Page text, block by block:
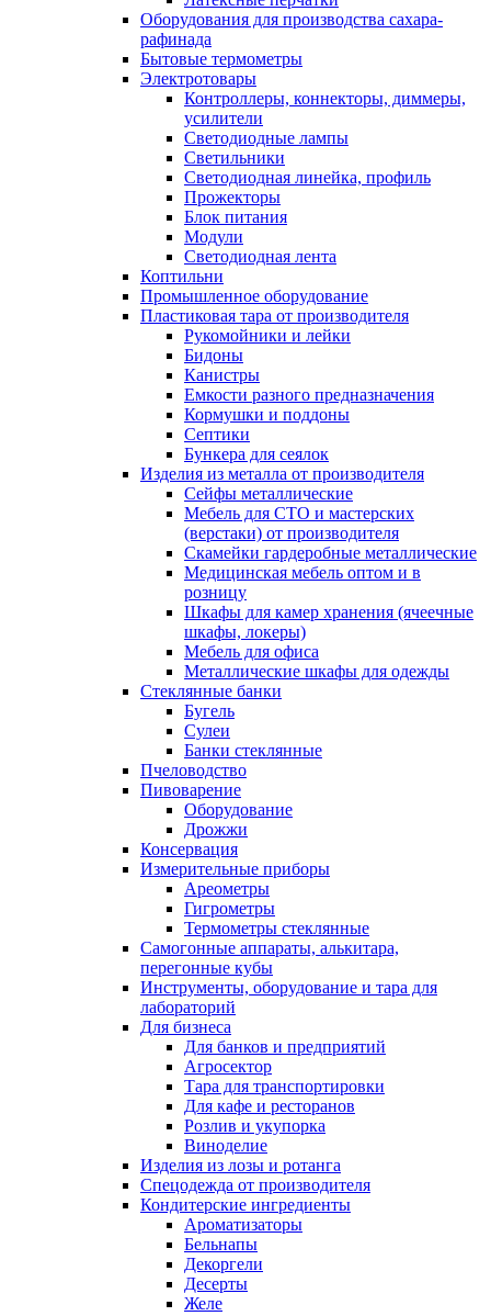
Оборудования для производства сахара-
рафинада
Бытовые термометры
Электротовары
Контроллеры, коннекторы, диммеры,
усилители
Светодиодные лампы
Светильники
Светодиодная линейка, профиль
Прожекторы
Блок питания
Модули
Светодиодная лента
Коптильни
Промышленное оборудование
Пластиковая тара от производителя
Рукомойники и лейки
Бидоны
Канистры
Емкости разного предназначения
Кормушки и поддоны
Септики
Бункера для сеялок
Изделия из металла от производителя
Сейфы металлические
Мебель для СТО и мастерских
(верстаки) от производителя
Скамейки гардеробные металлические
Медицинская мебель оптом и в
розницу
Шкафы для камер хранения (ячеечные
шкафы, локеры)
Мебель для офиса
Металлические шкафы для одежды
Стеклянные банки
Бугель
Сулеи
Банки стеклянные
Пчеловодство
Пивоварение
Оборудование
Дрожжи
Консервация
Измерительные приборы
Ареометры
Гигрометры
Термометры стеклянные
Самогонные аппараты, алькитара,
перегонные кубы
Инструменты, оборудование и тара для
лабораторий
Для бизнеса
Для банков и предприятий
Агросектор
Тара для транспортировки
Для кафе и ресторанов
Розлив и укупорка
Виноделие
Изделия из лозы и ротанга
Спецодежда от производителя
Кондитерские ингредиенты
Ароматизаторы
Бельнапы
Декоргели
Десерты
Желe